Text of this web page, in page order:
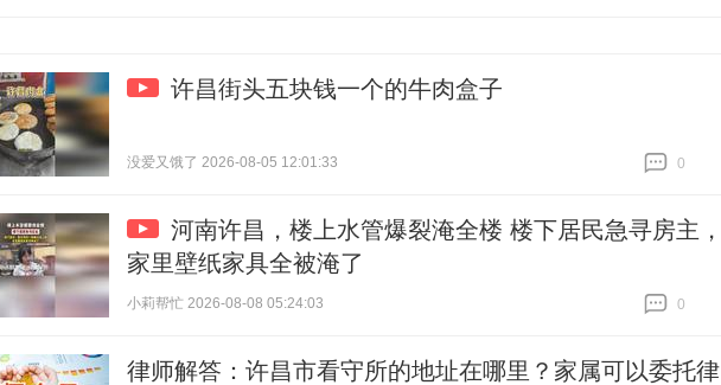
许昌街头五块钱一个的牛肉盒子
没爱又饿了 2026-08-05 12:01:33
0
河南许昌，楼上水管爆裂淹全楼 楼下居民急寻房主，
家里壁纸家具全被淹了
小莉帮忙 2026-08-08 05:24:03
0
律师解答：许昌市看守所的地址在哪里？家属可以委托律